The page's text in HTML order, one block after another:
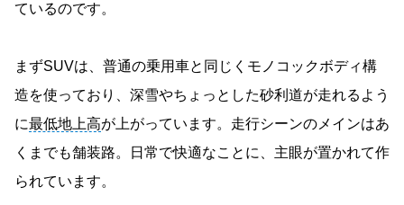
ているのです。
まずSUVは、普通の乗用車と同じくモノコックボディ構
造を使っており、深雪やちょっとした砂利道が走れるよう
に最低地上高が上がっています。走行シーンのメインはあ
くまでも舗装路。日常で快適なことに、主眼が置かれて作
られています。